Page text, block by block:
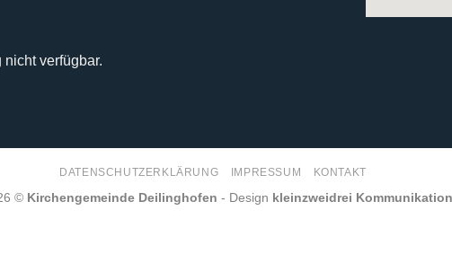
verfügbar.
DATENSCHUTZERKLÄRUNG IMPRESSUM KONTAKT
© Kirchengemeinde Deilinghofen - Design kleinzweidrei